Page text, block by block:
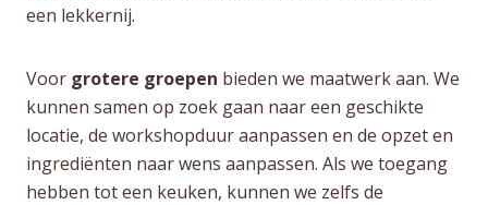
een lekkernij.
Voor grotere groepen bieden we maatwerk aan. We
kunnen samen op zoek gaan naar een geschikte
locatie, de workshopduur aanpassen en de opzet en
ingrediënten naar wens aanpassen. Als we toegang
hebben tot een keuken, kunnen we zelfs de